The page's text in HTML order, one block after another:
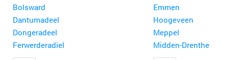
Bolsward
Dantumadeel
Dongeradeel
Ferwerderadiel
Emmen
Hoogeveen
Meppel
Midden-Drenthe